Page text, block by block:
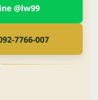
@lw99
7766-007